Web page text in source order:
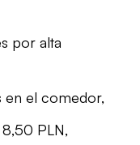
por alta
en el comedor,
PLN,